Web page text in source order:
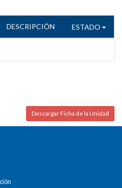
DESCRIPCIÓN ESTADO
Descargar Ficha de la Unidad